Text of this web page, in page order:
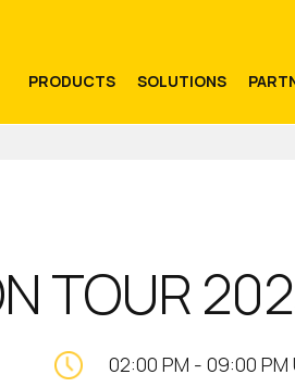
PRODUCTS SOLUTIONS
TOUR
02:00 PM - 09:00 PM